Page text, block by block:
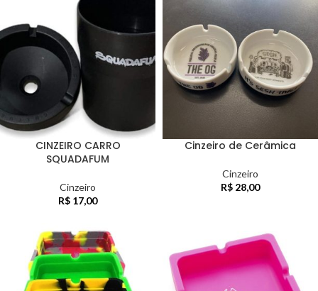
CINZEIRO CARRO
SQUADAFUM
Cinzeiro
R$ 17,00
Cinzeiro de Cerâmica
Cinzeiro
R$ 28,00